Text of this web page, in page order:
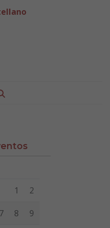
Jueves
1 2
7 8 9